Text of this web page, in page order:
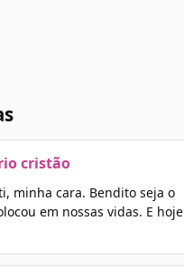
cristão
minha cara. Bendito seja o
em nossas vidas. E hoje